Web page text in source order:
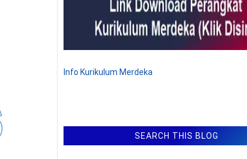
Info Kurikulum Merdeka
SEARCH THIS BLOG